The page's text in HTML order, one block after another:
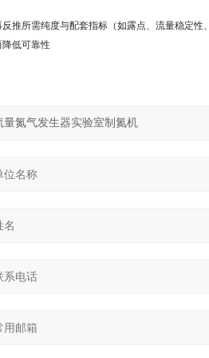
推所需纯度与配套指标（如露点、流量稳定
低可靠性